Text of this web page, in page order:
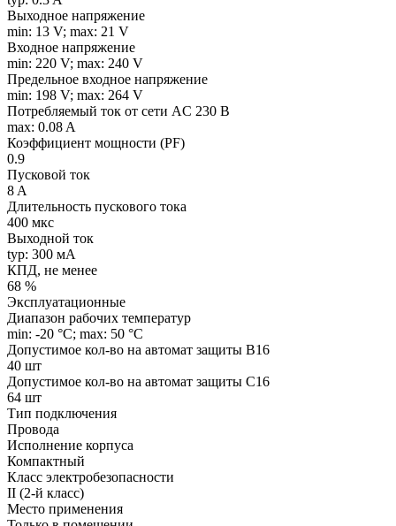
Выходное напряжение
min: 13 V; max: 21 V
Входное напряжение
min: 220 V; max: 240 V
Предельное входное напряжение
min: 198 V; max: 264 V
Потребляемый ток от сети AC 230 В
max: 0.08 A
Коэффициент мощности (PF)
0.9
Пусковой ток
8 A
Длительность пускового тока
400 мкс
Выходной ток
typ: 300 мA
КПД, не менее
68 %
Эксплуатационные
Диапазон рабочих температур
min: -20 °C; max: 50 °C
Допустимое кол-во на автомат защиты B16
40 шт
Допустимое кол-во на автомат защиты C16
64 шт
Тип подключения
Провода
Исполнение корпуса
Компактный
Класс электробезопасности
II (2-й класс)
Место применения